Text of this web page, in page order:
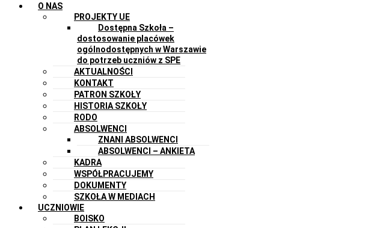
O NAS
PROJEKTY UE
Dostępna Szkoła –
dostosowanie placówek
ogólnodostępnych w Warszawie
do potrzeb uczniów z SPE
AKTUALNOŚCI
KONTAKT
PATRON SZKOŁY
HISTORIA SZKOŁY
RODO
ABSOLWENCI
ZNANI ABSOLWENCI
ABSOLWENCI – ANKIETA
KADRA
WSPÓŁPRACUJEMY
DOKUMENTY
SZKOŁA W MEDIACH
UCZNIOWIE
BOISKO